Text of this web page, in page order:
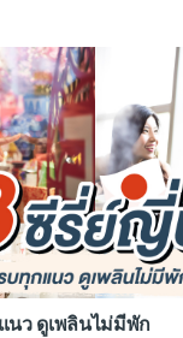
ว ดูเพลินไม่มีพัก